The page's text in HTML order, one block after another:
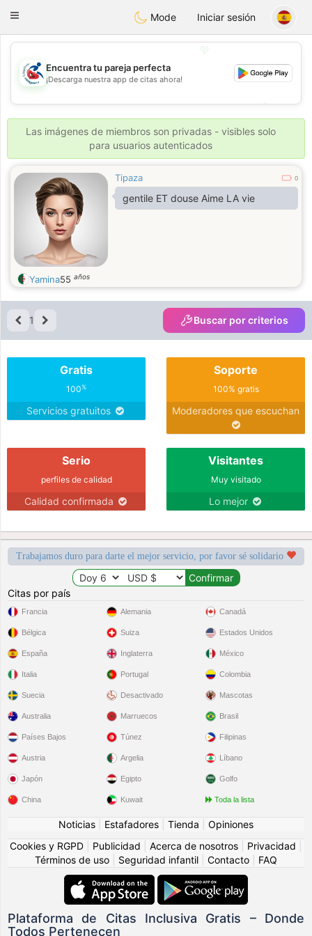
Handi Space
Toggle
Mode Iniciar sesión
💖
💕
💕
Encuentra tu pareja perfecta
¡Descarga nuestra app de citas ahora!
Las imágenes de miembros son privadas - visibles solo
para usuarios autenticados
Tipaza 0
gentile ET douse Aime LA vie
Yamina55 años
1 Buscar por criterios
Gratis
100%
Servicios gratuitos
Soporte
100% gratis
Moderadores que escuchan
Serio
perfiles de calidad
Calidad confirmada
Visitantes
Muy visitado
Lo mejor
Trabajamos duro para darte el mejor servicio, por favor sé solidario
Citas por país
Francia
Bélgica
España
Italia
Suecia
Alemania
Suiza
Inglaterra
Portugal
Desactivado
Canadá
Estados Unidos
México
Colombia
Mascotas
Australia
Países Bajos
Austria
Japón
China
Marruecos
Túnez
Argelia
Egipto
Kuwait
Brasil
Filipinas
Líbano
Golfo
Toda la lista
Noticias Estafadores Tienda
Opiniones
Cookies y RGPD
Publicidad Acerca de nosotros Privacidad
Términos de uso
Seguridad infantil Contacto FAQ
Plataforma de Citas Inclusiva Gratis – Donde
Todos Pertenecen